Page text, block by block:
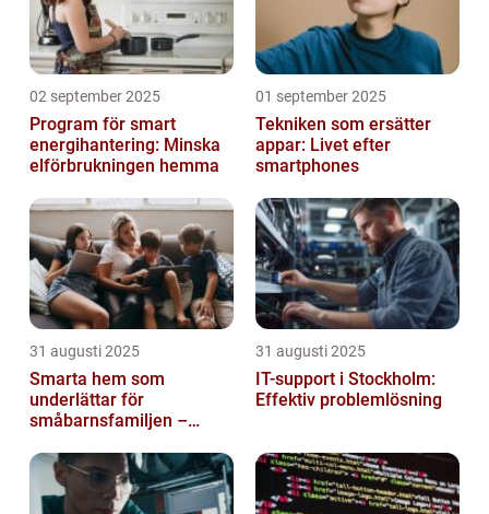
02 september 2025
Program för smart
energihantering: Minska
elförbrukningen hemma
01 september 2025
Tekniken som ersätter
appar: Livet efter
smartphones
31 augusti 2025
Smarta hem som
underlättar för
småbarnsfamiljen –
barnens dagliga rutiner
31 augusti 2025
IT-support i Stockholm:
Effektiv problemlösning